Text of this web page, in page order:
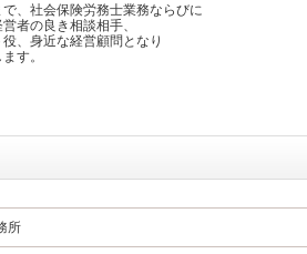
、社会保険労務士業務ならびに
者の良き相談相手、
、身近な経営顧問となり
す。
所